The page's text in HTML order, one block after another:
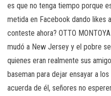
es que no tenga tiempo porque
metida en Facebook dando likes
conteste ahora? OTTO
mudó a New Jersey y el pobre
quienes eran realmente sus
baseman para dejar ensayar a
acuerda de él, señores no